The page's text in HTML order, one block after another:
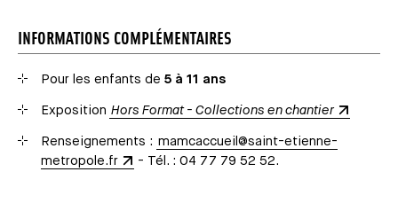
INFORMATIONS COMPLÉMENTAIRES
Pour les enfants de 5 à 11 ans
Exposition Hors Format - Collections en chantier
Renseignements : mamcaccueil@saint-etienne-
metropole.fr
- Tél. : 04 77 79 52 52.